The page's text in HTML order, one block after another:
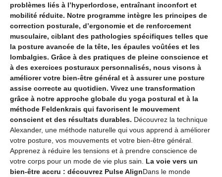
problèmes liés à l’hyperlordose, entraînant inconfort et
mobilité réduite. Notre programme intègre les principes de
correction posturale, d’ergonomie et de renforcement
musculaire, ciblant des pathologies spécifiques telles que
la posture avancée de la tête, les épaules voûtées et les
lombalgies. Grâce à des pratiques de pleine conscience et
à des exercices posturaux personnalisés, nous visons à
améliorer votre bien-être général et à assurer une posture
assise correcte au quotidien. Vivez une transformation
grâce à notre approche globale du yoga postural et à la
méthode Feldenkrais qui favorisent le mouvement
conscient et des résultats durables. Découvrez la technique
Alexander, une méthode naturelle qui vous apprend à améliorer
votre posture, vos mouvements et votre bien-être général.
Apprenez à réduire les tensions et à prendre conscience de
votre corps pour un mode de vie plus sain. La voie vers un
bien-être accru : découvrez Pulse AlignDans le monde